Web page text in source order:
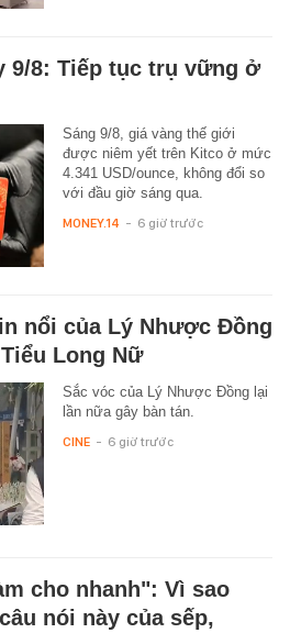
9/8: Tiếp tục trụ vững ở
Sáng 9/8, giá vàng thế giới
được niêm yết trên Kitco ở mức
4.341 USD/ounce, không đổi so
với đầu giờ sáng qua.
MONEY.14 - 6 giờ trước
nổi của Lý Nhược Đồng
Long Nữ
Sắc vóc của Lý Nhược Đồng lại
lần nữa gây bàn tán.
CINE - 6 giờ trước
cho nhanh": Vì sao
nói này của sếp,